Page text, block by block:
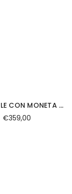
BRACCIALE CON MONETA TIMONE IN EMATITE
€359,00